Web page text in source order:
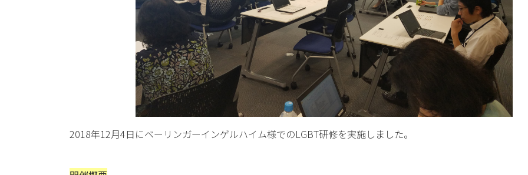
2018年12月4日にベーリンガーインゲルハイム様でのLGBT研修を実施しました。